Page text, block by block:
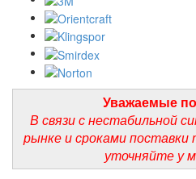
Уважаемые
В связи с нестабильной
рынке и сроками поставки
уточняйте у